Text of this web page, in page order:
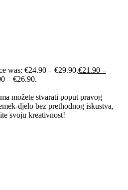
was: €24.90 – €29.90.€21.90 –
– €26.90.
možete stvarati poput pravog
djelo bez prethodnog iskustva,
svoju kreativnost!